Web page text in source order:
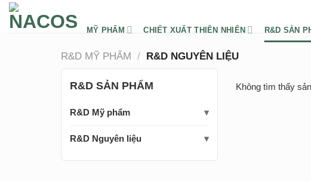
Chuyển
đến
MỸ PHẨM CHIẾT XUẤT THIÊN NHIÊN R&D SẢN
R&D MỸ PHẨM / R&D NGUYÊN LIỆU
R&D SẢN PHẨM
R&D Mỹ phẩm
R&D Nguyên liệu
Không tìm thấy